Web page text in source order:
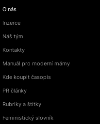
O nás
Inzerce
Náš tým
Kontakty
Manuál pro moderní mámy
Kde koupit časopis
PR články
Rubriky a štítky
Feministický slovník